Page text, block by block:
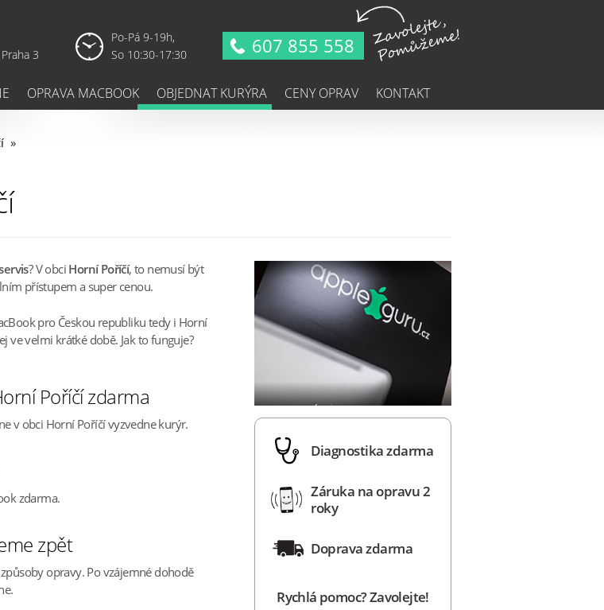
3
Po-Pá 9-19h,
So 10:30-17:30
607 855 558
OPRAVA MACBOOK OBJEDNAT KURÝRA CENY OPRAV KONTAKT
»
? V obciHorní Poříčí, to nemusí být
přístupem a super cenou.
pro Českou republiku tedy i Horní
ve velmi krátké době. Jak to funguje?
Poříčí zdarma
v obci Horní Poříčí vyzvedne kurýr.
zdarma.
zpět
opravy. Po vzájemné dohodě
Diagnostika zdarma
Záruka na opravu 2
roky
Doprava zdarma
Rychlá pomoc? Zavolejte!